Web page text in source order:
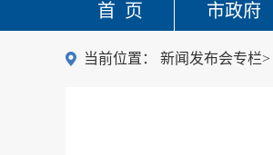
首 页 市政府
当前位置： 新闻发布会专栏>